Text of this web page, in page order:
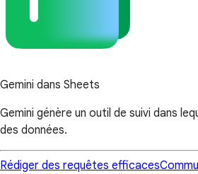
Gemini dans Sheets
Gemini génère un outil de suivi dans
des données.
Rédiger des requêtes efficaces